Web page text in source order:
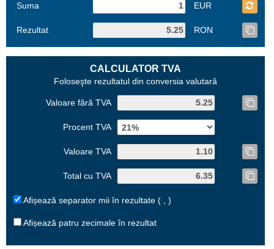
Suma EUR
Rezultat RON
CALCULATOR TVA
Foloseşte rezultatul din conversia valutară
Valoare fără TVA
Procent TVA
Valoare TVA
Total cu TVA
Afișează separator mii în rezultate ( , )
Afișează patru zecimale în rezultat